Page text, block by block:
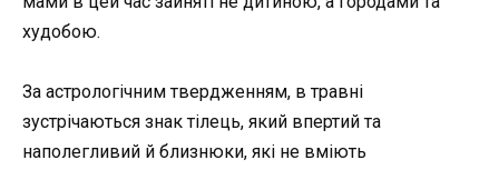
худобою.
За астрологічним твердженням, в травні
зустрічаються знак тілець, який впертий та
наполегливий й близнюки, які не вміють